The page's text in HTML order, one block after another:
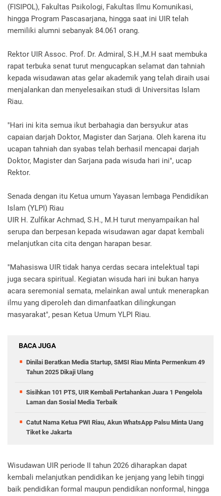
(FISIPOL), Fakultas Psikologi, Fakultas Ilmu Komunikasi,
hingga Program Pascasarjana, hingga saat ini UIR telah
memiliki alumni sebanyak 84.061 orang.
Rektor UIR Assoc. Prof. Dr. Admiral, S.H.,M.H saat membuka
rapat terbuka senat turut mengucapkan selamat dan tahniah
kepada wisudawan atas gelar akademik yang telah diraih usai
menjalankan dan menyelesaikan studi di Universitas Islam
Riau.
"Hari ini kita semua ikut berbahagia dan bersyukur atas
capaian darjah Doktor, Magister dan Sarjana. Oleh karena itu
ucapan tahniah dan syabas telah berhasil mencapai darjah
Doktor, Magister dan Sarjana pada wisuda hari ini", ucap
Rektor.
Senada dengan itu Ketua umum Yayasan lembaga Pendidikan
Islam (YLPI) Riau
UIR H. Zulfikar Achmad, S.H., M.H turut menyampaikan hal
serupa dan berpesan kepada wisudawan agar dapat kembali
melanjutkan cita cita dengan harapan besar.
"Mahasiswa UIR tidak hanya cerdas secara intelektual tapi
juga secara spiritual. Kegiatan wisuda hari ini bukan hanya
acara seremonial semata, melainkan awal untuk menerapkan
ilmu yang diperoleh dan dimanfaatkan dilingkungan
masyarakat", pesan Ketua Umum YLPI Riau.
BACA JUGA
Dinilai Beratkan Media Startup, SMSI Riau Minta Permenkum 49
Tahun 2025 Dikaji Ulang
Sisihkan 101 PTS, UIR Kembali Pertahankan Juara 1 Pengelola
Laman dan Sosial Media Terbaik
Catut Nama Ketua PWI Riau, Akun WhatsApp Palsu Minta Uang
Tiket ke Jakarta
Wisudawan UIR periode II tahun 2026 diharapkan dapat
kembali melanjutkan pendidikan ke jenjang yang lebih tinggi
baik pendidikan formal maupun pendidikan nonformal, hingga